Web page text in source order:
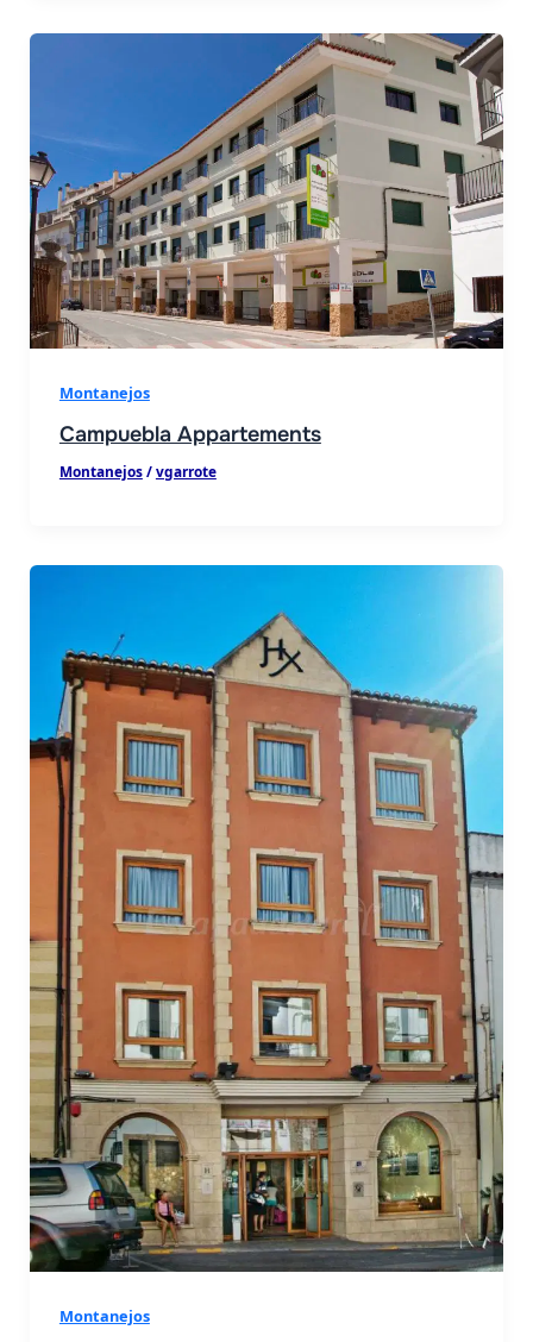
Montanejos
Campuebla Appartements
Montanejos/vgarrote
Montanejos